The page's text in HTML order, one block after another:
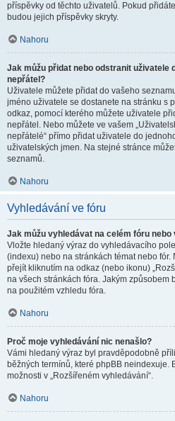
příspěvky od těchto uživatelů. Pokud
budou jejich příspěvky skryty.
Nahoru
Jak můžu přidat nebo odstranit uživatele
nepřátel?
Uživatele můžete přidat do vašeho
jméno uživatele se dostanete na stránku s
odkaz, pomocí kterého můžete uživatele
nepřátel. Nebo můžete ve vašem
nepřátelé“ přímo přidat uživatele do
uživatelských jmen. Na stejné stránce
seznamů.
Nahoru
Vyhledávání ve fóru
Jak můžu vyhledávat na celém fóru
Vložte hledaný výraz do vyhledávacího
(indexu) nebo na stránkách témat nebo
přejít kliknutím na odkaz (nebo ikonu)
na všech stránkách fóra. Jakým
na použitém vzhledu fóra.
Nahoru
Proč moje vyhledávání nic nenašlo?
Vámi hledaný výraz byl pravděpodobně
běžných termínů, které phpBB neindexuje.
možnosti v „Rozšířeném vyhledávání“.
Nahoru